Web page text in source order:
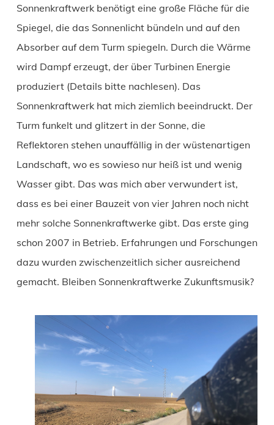
Sonnenkraftwerk benötigt eine große Fläche für die
Spiegel, die das Sonnenlicht bündeln und auf den
Absorber auf dem Turm spiegeln. Durch die Wärme
wird Dampf erzeugt, der über Turbinen Energie
produziert (Details bitte nachlesen). Das
Sonnenkraftwerk hat mich ziemlich beeindruckt. Der
Turm funkelt und glitzert in der Sonne, die
Reflektoren stehen unauffällig in der wüstenartigen
Landschaft, wo es sowieso nur heiß ist und wenig
Wasser gibt. Das was mich aber verwundert ist,
dass es bei einer Bauzeit von vier Jahren noch nicht
mehr solche Sonnenkraftwerke gibt. Das erste ging
schon 2007 in Betrieb. Erfahrungen und Forschungen
dazu wurden zwischenzeitlich sicher ausreichend
gemacht. Bleiben Sonnenkraftwerke Zukunftsmusik?